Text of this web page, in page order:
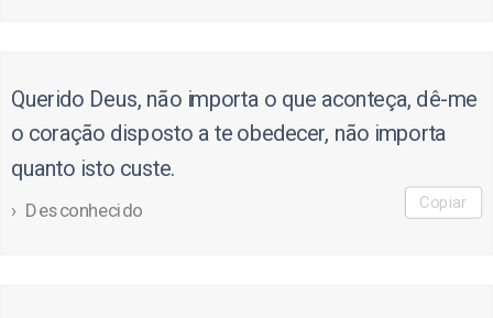
Querido Deus, não importa o que aconteça, dê-me
o coração disposto a te obedecer, não importa
quanto isto custe.
Desconhecido Copiar